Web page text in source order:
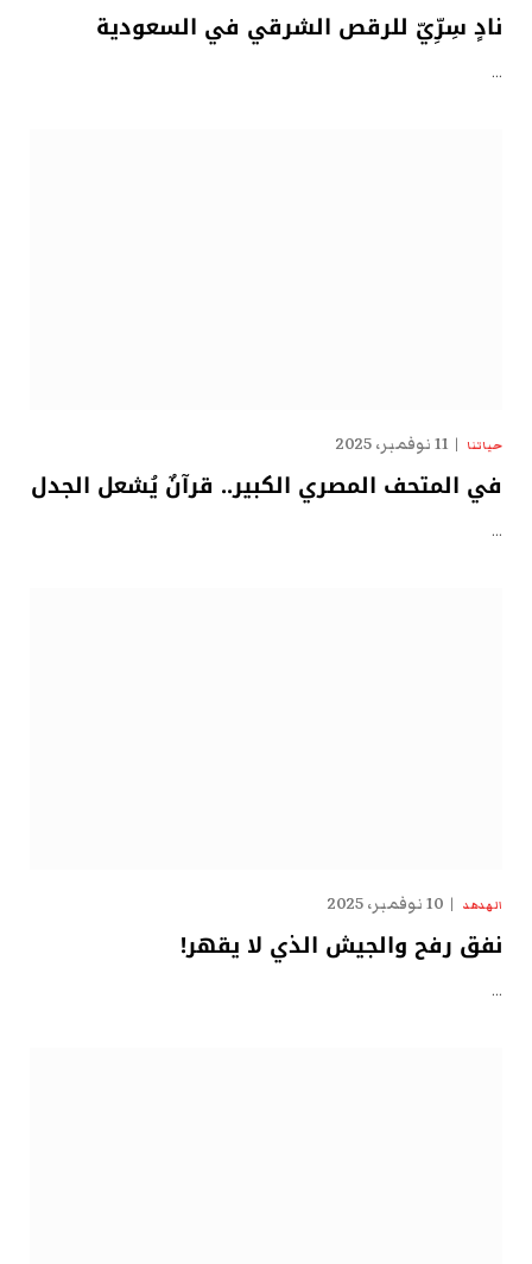
نادٍ سِرِّيّ للرقص الشرقي في السعودية
…
حياتنا 11 نوفمبر، 2025
في المتحف المصري الكبير.. قرآنٌ يُشعل الجدل
…
الهدهد 10 نوفمبر، 2025
نفق رفح والجيش الذي لا يقهر!
…